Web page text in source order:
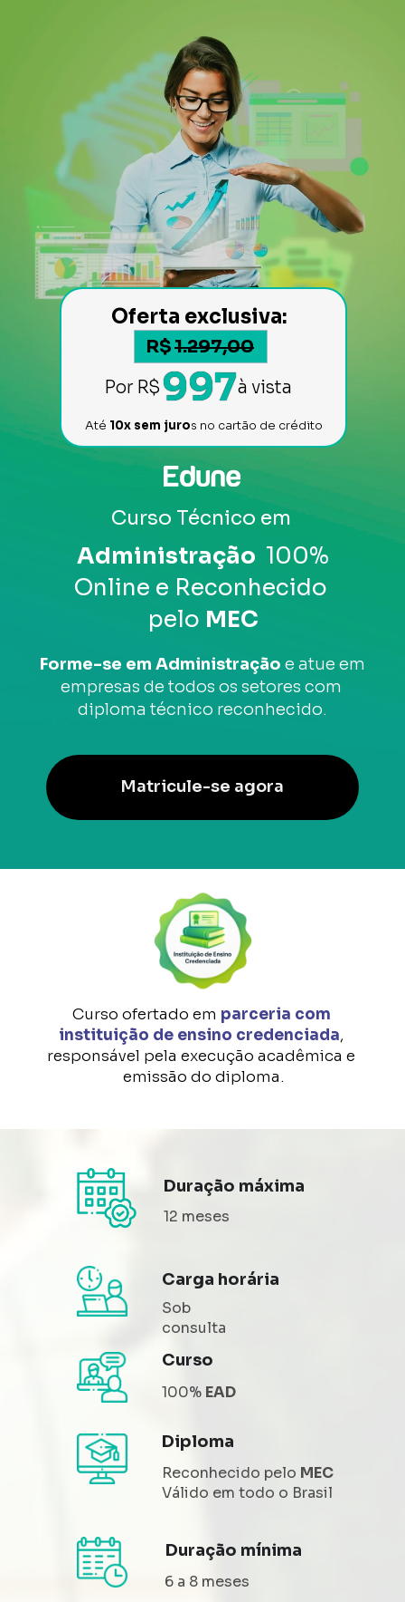
Administração 100%
Online e Reconhecido
pelo MEC
Forme-se em Administração e atue em
empresas de todos os setores com
diploma técnico reconhecido.
Matricule-se agora
Por
Até 10x sem juros no cartão de crédito
R$
Oferta exclusiva:
R$
997
1.297,00
à vista
Curso ofertado em parceria com
instituição de ensino credenciada,
responsável pela execução acadêmica e
emissão do diploma.
Carga horária
Duração máxima
Sob
consulta
12 meses
Diploma
Curso
100% EAD
Reconhecido pelo
MEC
Válido em todo o Brasil
Duração mínima
6 a 8 meses